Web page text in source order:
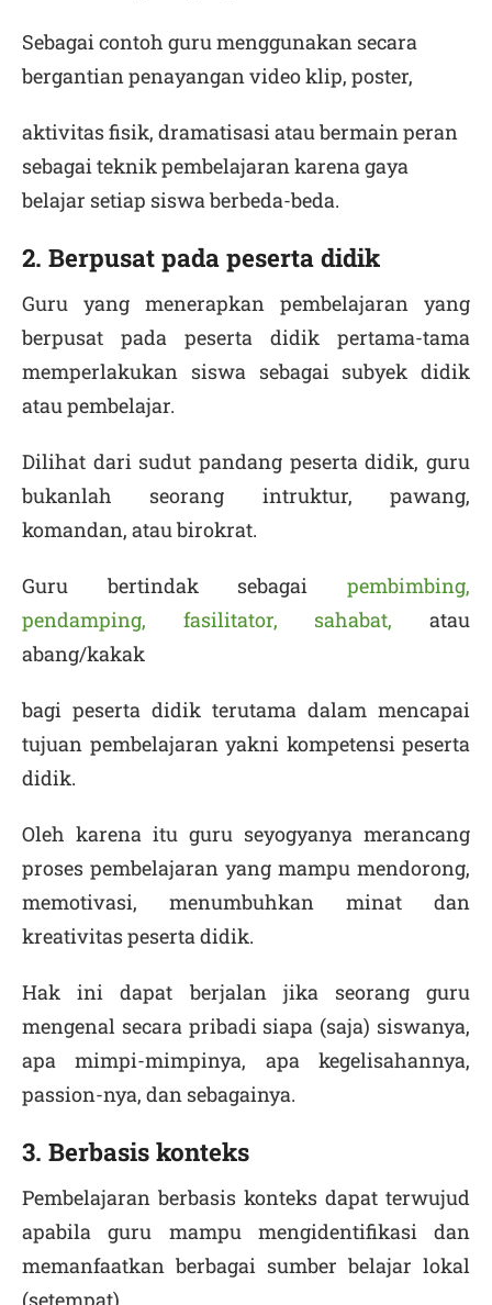
Sebagai contoh guru menggunakan secara
bergantian penayangan video klip, poster,
aktivitas fisik, dramatisasi atau bermain peran
sebagai teknik pembelajaran karena gaya
belajar setiap siswa berbeda-beda.
2. Berpusat pada peserta didik
Guru yang menerapkan pembelajaran yang
berpusat pada peserta didik pertama-tama
memperlakukan siswa sebagai subyek didik
atau pembelajar.
Dilihat dari sudut pandang peserta didik, guru
bukanlah seorang intruktur, pawang,
komandan, atau birokrat.
Guru bertindak sebagai pembimbing,
pendamping, fasilitator, sahabat, atau
abang/kakak
bagi peserta didik terutama dalam mencapai
tujuan pembelajaran yakni kompetensi peserta
didik.
Oleh karena itu guru seyogyanya merancang
proses pembelajaran yang mampu mendorong,
memotivasi, menumbuhkan minat dan
kreativitas peserta didik.
Hak ini dapat berjalan jika seorang guru
mengenal secara pribadi siapa (saja) siswanya,
apa mimpi-mimpinya, apa kegelisahannya,
passion-nya, dan sebagainya.
3. Berbasis konteks
Pembelajaran berbasis konteks dapat terwujud
apabila guru mampu mengidentifikasi dan
memanfaatkan berbagai sumber belajar lokal
(setempat),